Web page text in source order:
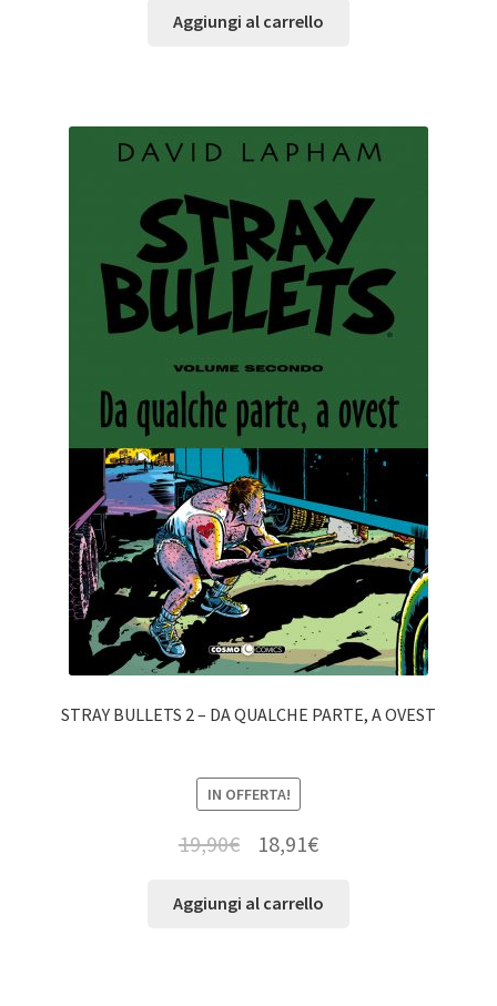
Aggiungi al carrello
STRAY BULLETS 2 – DA QUALCHE PARTE, A OVEST
IN OFFERTA!
19,90€ 18,91€
Aggiungi al carrello